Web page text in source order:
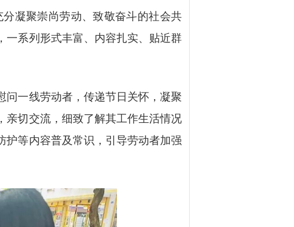
凝聚崇尚劳动、致敬奋斗的社会共
一系列形式丰富、内容扎实、贴近群
一线劳动者，传递节日关怀，凝聚
亲切交流，细致了解其工作生活情况
护等内容普及常识，引导劳动者加强